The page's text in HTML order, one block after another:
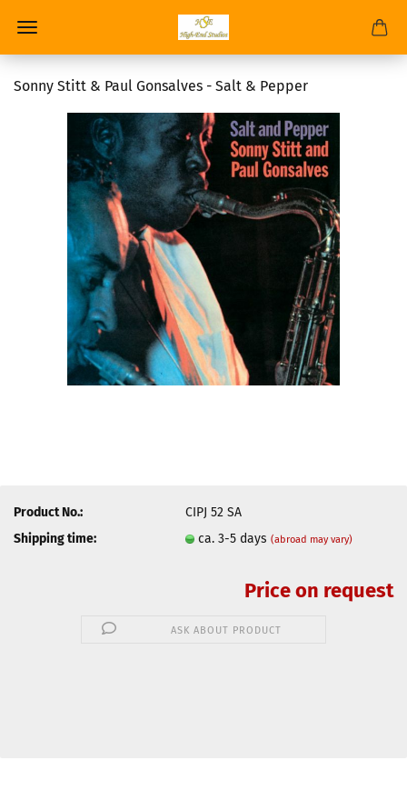
Sonny Stitt & Paul Gonsalves - Salt & Pepper
Product No.:
CIPJ 52 SA
Shipping time:
ca. 3-5 days(abroad may vary)
Price on request
ASK ABOUT PRODUCT